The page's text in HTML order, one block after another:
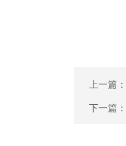
上一篇：
下一篇：